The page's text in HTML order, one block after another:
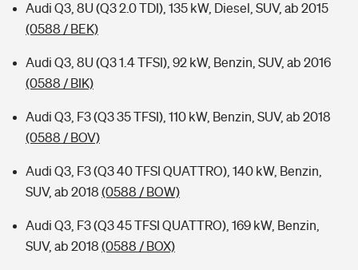
Audi Q3, 8U (Q3 2.0 TDI), 135 kW, Diesel, SUV, ab 2015
(0588 / BEK)
Audi Q3, 8U (Q3 1.4 TFSI), 92 kW, Benzin, SUV, ab 2016
(0588 / BIK)
Audi Q3, F3 (Q3 35 TFSI), 110 kW, Benzin, SUV, ab 2018
(0588 / BOV)
Audi Q3, F3 (Q3 40 TFSI QUATTRO), 140 kW, Benzin,
SUV, ab 2018 (0588 / BOW)
Audi Q3, F3 (Q3 45 TFSI QUATTRO), 169 kW, Benzin,
SUV, ab 2018 (0588 / BOX)